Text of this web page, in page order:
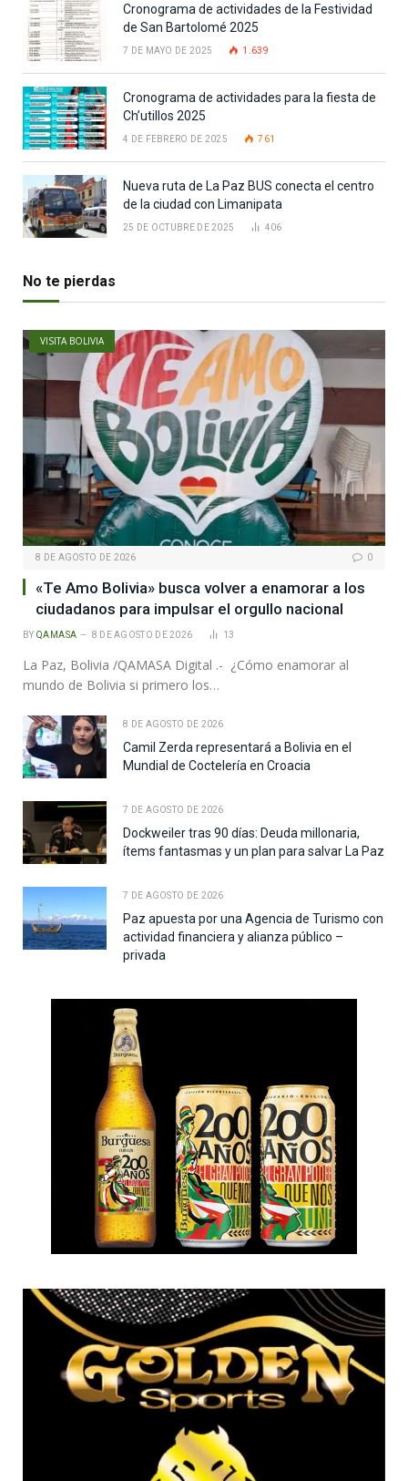
Cronograma de actividades de la Festividad
de San Bartolomé 2025
7 DE MAYO DE 2025 1.639
Cronograma de actividades para la fiesta de
Ch’utillos 2025
4 DE FEBRERO DE 2025 761
Nueva ruta de La Paz BUS conecta el centro
de la ciudad con Limanipata
25 DE OCTUBRE DE 2025 406
No te pierdas
VISITA BOLIVIA
8 DE AGOSTO DE 2026 0
«Te Amo Bolivia» busca volver a enamorar a los
ciudadanos para impulsar el orgullo nacional
BY QAMASA 8 DE AGOSTO DE 2026 13
La Paz, Bolivia /QAMASA Digital .- ¿Cómo enamorar al
mundo de Bolivia si primero los…
8 DE AGOSTO DE 2026
Camil Zerda representará a Bolivia en el
Mundial de Coctelería en Croacia
7 DE AGOSTO DE 2026
Dockweiler tras 90 días: Deuda millonaria,
ítems fantasmas y un plan para salvar La Paz
7 DE AGOSTO DE 2026
Paz apuesta por una Agencia de Turismo con
actividad financiera y alianza público –
privada